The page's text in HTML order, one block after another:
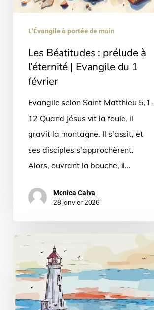
l’éternité
L’Évangile à portée de main
Les Béatitudes : prélude à
l’éternité | Evangile du 1
février
Evangile selon Saint Matthieu 5,1-
12 Quand Jésus vit la foule, il
gravit la montagne. Il s'assit, et
ses disciples s'approchèrent.
Alors, ouvrant la bouche, il…
Monica Calva
28 janvier 2026
d’un
gardien
de